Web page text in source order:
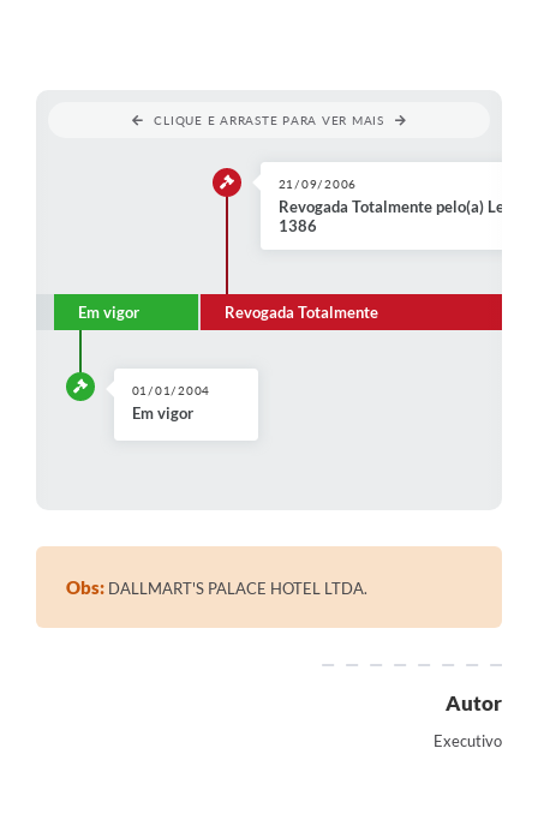
Serviços Online
Telefones Úteis
CLIQUE E ARRASTE PARA VER MAIS
Em vigor
01/01/2004
Em vigor
Revogada Totalmente
21/09/2006
Revogada Totalmente pelo(a) Lei
1386
Obs: DALLMART'S PALACE HOTEL LTDA.
Autor
Executivo